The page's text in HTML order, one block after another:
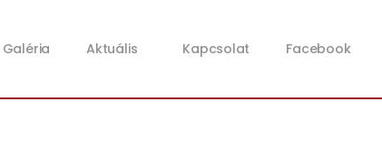
Galéria Aktuális Kapcsolat Facebook